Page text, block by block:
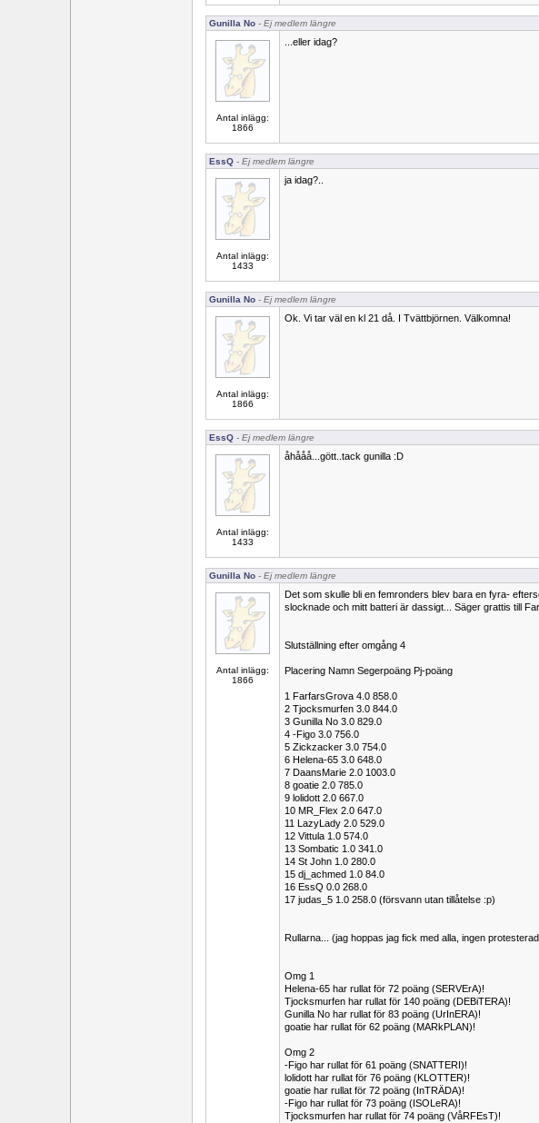
Gunilla No - Ej medlem längre
Antal inlägg:
1866
...eller idag?
EssQ - Ej medlem längre
Antal inlägg:
1433
ja idag?..
Gunilla No - Ej medlem längre
Antal inlägg:
1866
Ok. Vi tar väl en kl 21 då. I Tvättbjörnen. Välkomna!
EssQ - Ej medlem längre
Antal inlägg:
1433
åhååå...gött..tack gunilla :D
Gunilla No - Ej medlem längre
Antal inlägg:
1866
Det som skulle bli en femronders blev bara en fyra-
slocknade och mitt batteri är dassigt... Säger grattis till
Slutställning efter omgång 4
Placering Namn Segerpoäng Pj-poäng
1 FarfarsGrova 4.0 858.0
2 Tjocksmurfen 3.0 844.0
3 Gunilla No 3.0 829.0
4 -Figo 3.0 756.0
5 Zickzacker 3.0 754.0
6 Helena-65 3.0 648.0
7 DaansMarie 2.0 1003.0
8 goatie 2.0 785.0
9 lolidott 2.0 667.0
10 MR_Flex 2.0 647.0
11 LazyLady 2.0 529.0
12 Vittula 1.0 574.0
13 Sombatic 1.0 341.0
14 St John 1.0 280.0
15 dj_achmed 1.0 84.0
16 EssQ 0.0 268.0
17 judas_5 1.0 258.0 (försvann utan tillåtelse :p)
Rullarna... (jag hoppas jag fick med alla, ingen
Omg 1
Helena-65 har rullat för 72 poäng (SERVErA)!
Tjocksmurfen har rullat för 140 poäng (DEBiTERA)!
Gunilla No har rullat för 83 poäng (UrInERA)!
goatie har rullat för 62 poäng (MARkPLAN)!
Omg 2
-Figo har rullat för 61 poäng (SNATTERI)!
lolidott har rullat för 76 poäng (KLOTTER)!
goatie har rullat för 72 poäng (InTRÄDA)!
-Figo har rullat för 73 poäng (ISOLeRA)!
Tjocksmurfen har rullat för 74 poäng (VåRFEsT)!